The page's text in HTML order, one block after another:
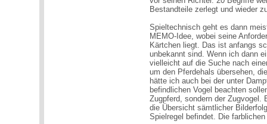
Bestandteile zerlegt und wieder
Spieltechnisch geht es dann
MEMO-Idee, wobei seine
Kärtchen liegt. Das ist anfangs
unbekannt sind. Wenn ich dann
vielleicht auf die Suche nach
um den Pferdehals übersehen,
hätte ich auch bei der unter
befindlichen Vogel beachten
Zugpferd, sondern der
die Übersicht sämtlicher
Spielregel befindet. Die